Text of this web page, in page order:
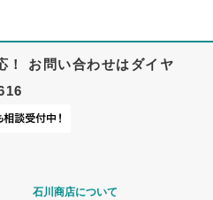
！ お問い合わせはダイヤ
石川商店について